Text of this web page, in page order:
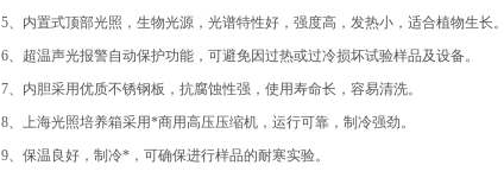
5、内置式顶部光照，生物光源，光谱特性好，强度高，发热小，适合植物生长。
6、超温声光报警自动保护功能，可避免因过热或过冷损坏试验样品及设备。
7、内胆采用优质不锈钢板，抗腐蚀性强，使用寿命长，容易清洗。
8、上海光照培养箱采用*商用高压压缩机，运行可靠，制冷强劲。
9、保温良好，制冷*，可确保进行样品的耐寒实验。